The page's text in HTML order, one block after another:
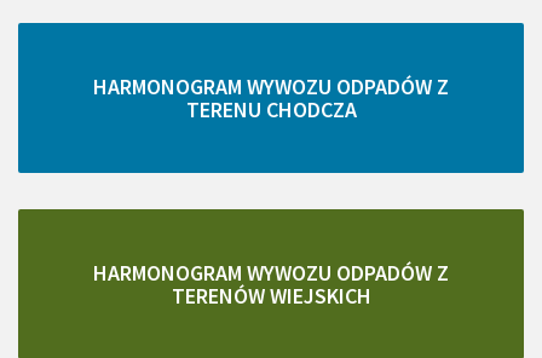
HARMONOGRAM WYWOZU ODPADÓW Z
TERENU CHODCZA
HARMONOGRAM WYWOZU ODPADÓW Z
TERENÓW WIEJSKICH